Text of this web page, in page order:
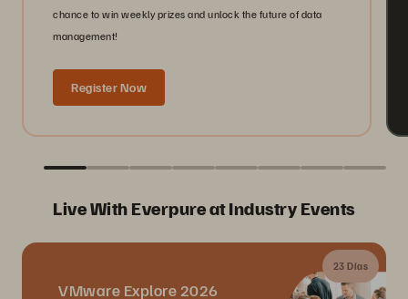
chance to win weekly prizes and unlock the future of data
management!
Register Now
Live With Everpure at Industry Events
23 Días
VMware Explore 2026